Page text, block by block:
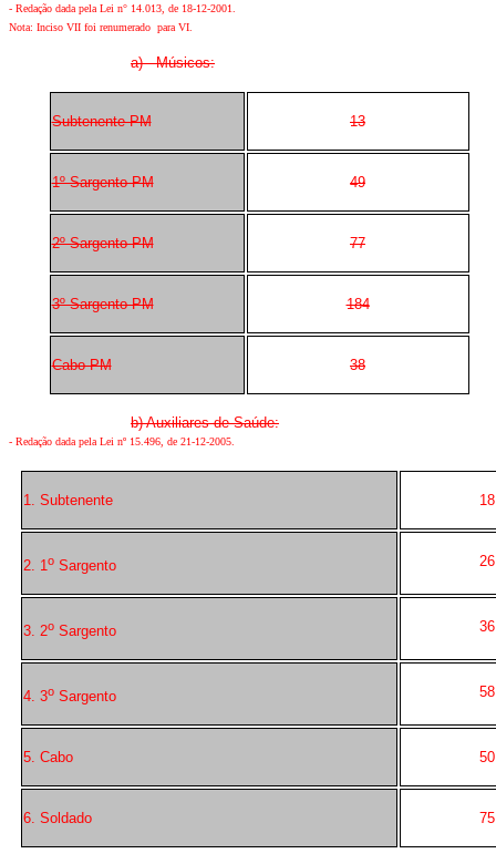
- Redação dada pela Lei n° 14.013, de 18-12-2001.
Nota: Inciso VII foi renumerado para VI.
a) Músicos:
Subtenente PM 13
1º Sargento PM 49
2º Sargento PM 77
3º Sargento PM 184
Cabo PM 38
b) Auxiliares de Saúde:
- Redação dada pela Lei nº 15.496, de 21-12-2005
1. Subtenente 18
2. 1o Sargento 26
3. 2o Sargento 36
4. 3o Sargento 58
5. Cabo 50
6. Soldado 75